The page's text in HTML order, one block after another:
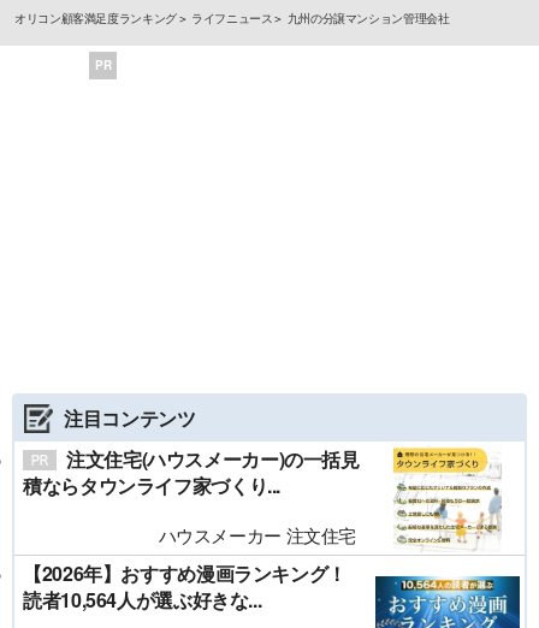
オリコン顧客満足度ランキング ライフニュース 九州の分譲マンション管理会社
PR
注目コンテンツ
注文住宅(ハウスメーカー)の一括見
積ならタウンライフ家づくり...
ハウスメーカー 注文住宅
【2026年】おすすめ漫画ランキング！
読者10,564人が選ぶ好きな...